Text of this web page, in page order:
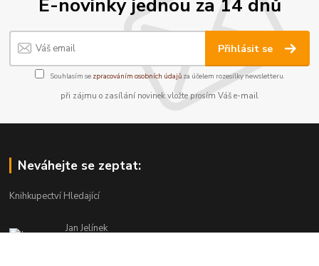
E-novinky jednou za 14 dnů
Přihlásit se
Souhlasím se zpracováním osobních údajůza účelem rozesílky newsletteru.
při zájmu o zasílání novinek vložte prosím Váš e-mail
Neváhejte se zeptat:
Knihkupectví Hledající
Jan Jelínek